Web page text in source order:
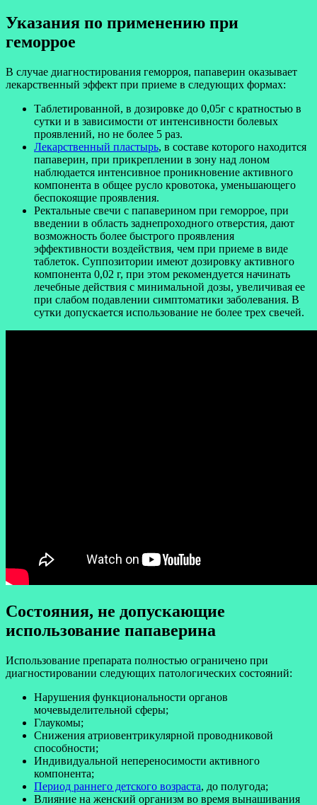
Указания по применению при
геморрое
В случае диагностирования геморроя, папаверин оказывает
лекарственный эффект при приеме в следующих формах:
Таблетированной, в дозировке до 0,05г с кратностью в
сутки и в зависимости от интенсивности болевых
проявлений, но не более 5 раз.
Лекарственный пластырь, в составе которого находится
папаверин, при прикреплении в зону над лоном
наблюдается интенсивное проникновение активного
компонента в общее русло кровотока, уменьшающего
беспокоящие проявления.
Ректальные свечи с папаверином при геморрое, при
введении в область заднепроходного отверстия, дают
возможность более быстрого проявления
эффективности воздействия, чем при приеме в виде
таблеток. Суппозитории имеют дозировку активного
компонента 0,02 г, при этом рекомендуется начинать
лечебные действия с минимальной дозы, увеличивая ее
при слабом подавлении симптоматики заболевания. В
сутки допускается использование не более трех свечей.
Состояния, не допускающие
использование папаверина
Использование препарата полностью ограничено при
диагностировании следующих патологических состояний:
Нарушения функциональности органов
мочевыделительной сферы;
Глаукомы;
Снижения атриовентрикулярной проводниковой
способности;
Индивидуальной непереносимости активного
компонента;
Период раннего детского возраста, до полугода;
Влияние на женский организм во время вынашивания